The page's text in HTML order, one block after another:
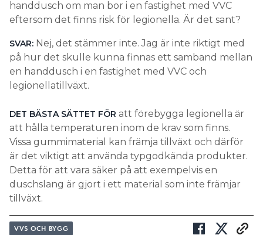
handdusch om man bor i en fastighet med VVC
eftersom det finns risk för legionella. Är det sant?
SVAR: Nej, det stämmer inte. Jag är inte riktigt med
på hur det skulle kunna finnas ett samband mellan
en handdusch i en fastighet med VVC och
legionellatillväxt.
DET BÄSTA SÄTTET FÖR att förebygga legionella är
att hålla temperaturen inom de krav som finns.
Vissa gummimaterial kan främja tillväxt och därför
är det viktigt att använda typgodkända produkter.
Detta för att vara säker på att exempelvis en
duschslang är gjort i ett material som inte främjar
tillväxt.
VVS OCH BYGG